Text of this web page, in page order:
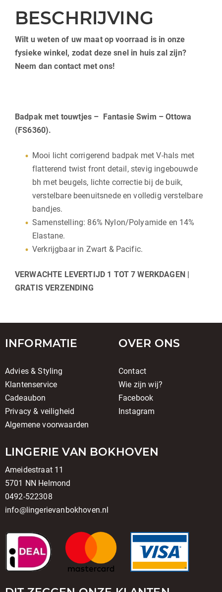
BESCHRIJVING
Wilt u weten of uw maat op voorraad is in onze
fysieke winkel, zodat deze snel in huis zal zijn?
Neem dan contact met ons!
Badpak met touwtjes – Fantasie Swim – Ottowa
(FS6360).
Mooi licht corrigerend badpak met V-hals met
flatterend twist front detail, stevig ingebouwde
bh met beugels, lichte correctie bij de buik,
verstelbare beenuitsnede en volledig verstelbare
bandjes.
Samenstelling: 86% Nylon/Polyamide en 14%
Elastane.
Verkrijgbaar in Zwart & Pacific.
VERWACHTE LEVERTIJD 1 TOT 7 WERKDAGEN |
GRATIS VERZENDING
INFORMATIE
Advies & Styling
Klantenservice
Cadeaubon
Privacy & veiligheid
Algemene voorwaarden
OVER ONS
Contact
Wie zijn wij?
Facebook
Instagram
LINGERIE VAN BOKHOVEN
Ameidestraat 11
5701 NN Helmond
0492-522308
info@lingerievanbokhoven.nl